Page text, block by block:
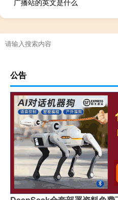
公告